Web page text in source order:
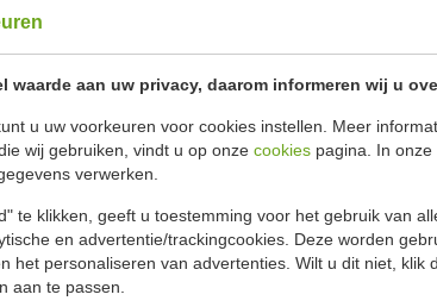
waarde aan uw privacy, daarom informeren wij u
u uw voorkeuren voor cookies instellen. Meer
wij gebruiken, vindt u op onze cookies pagina. In onze
verwerken.
te klikken, geeft u toestemming voor het gebruik van
en advertentie/trackingcookies. Deze worden
het personaliseren van advertenties. Wilt u dit niet, klik
aan te passen.
liter
RVS met een handige schroefdop.
cafés en kantines.